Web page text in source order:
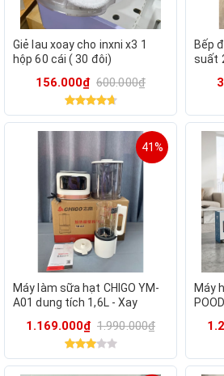
Giẻ lau xoay cho inxni x3 1
hộp 60 cái ( 30 đôi)
156.000₫ 600.000₫
Bếp
suất
41%
Máy làm sữa hạt CHIGO YM-
A01 dung tích 1,6L - Xay
chóng, phù hợp cho mọi loại
1.169.000₫ 1.990.000₫
Máy